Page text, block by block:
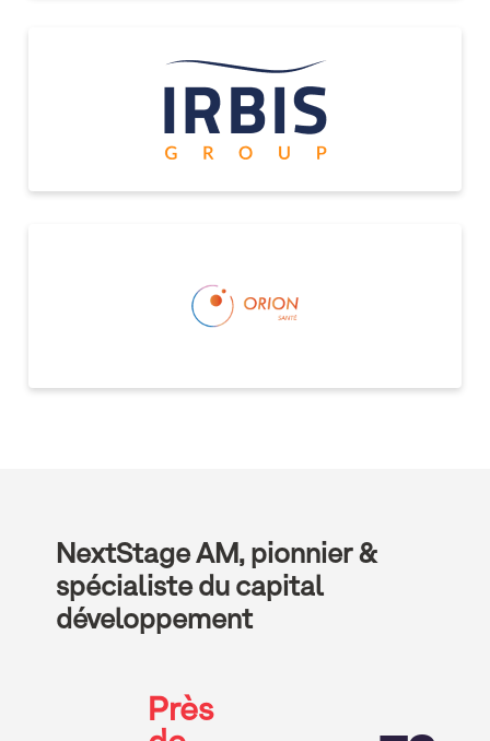
NextStage AM, pionnier &
spécialiste du capital
développement
Près